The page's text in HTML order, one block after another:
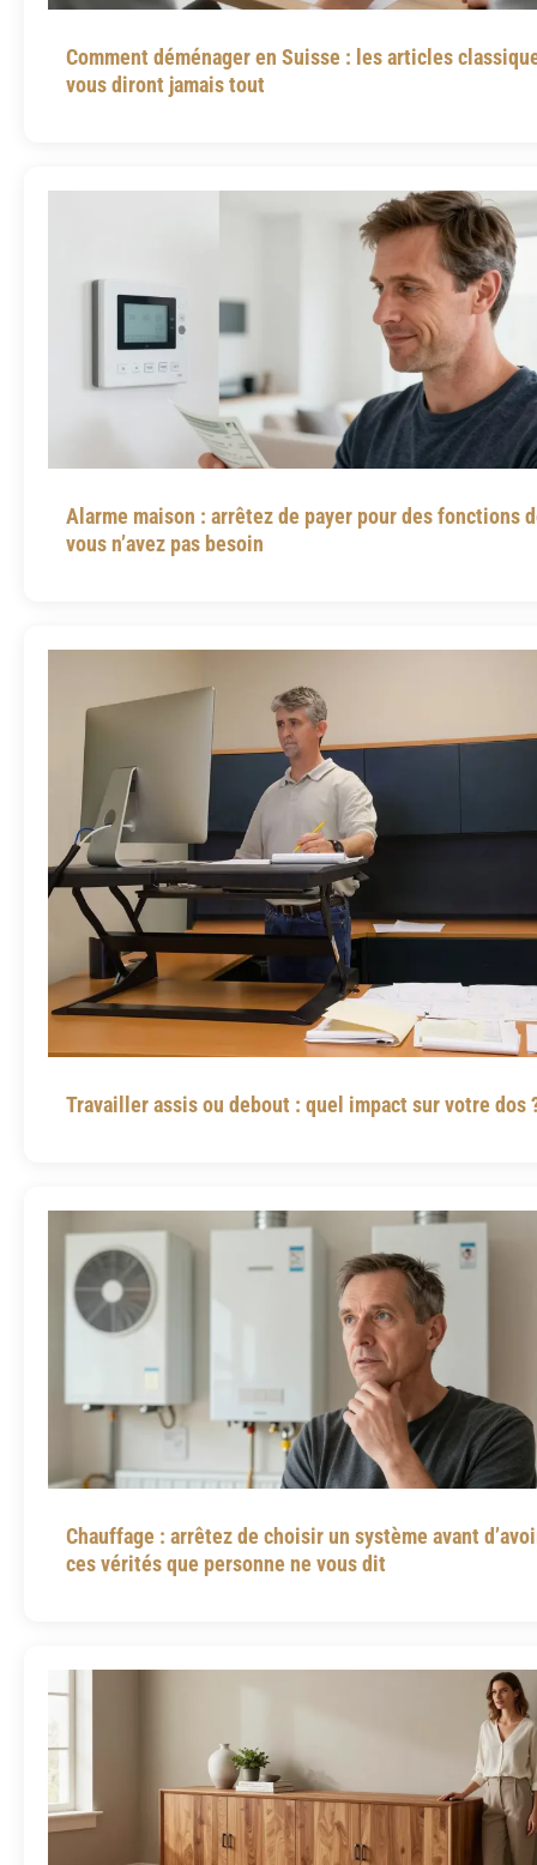
Comment déménager en Suisse : les articles
vous diront jamais tout
Alarme maison : arrêtez de payer pour des fonctions
vous n’avez pas besoin
Travailler assis ou debout : quel impact sur votre dos
Chauffage : arrêtez de choisir un système avant
ces vérités que personne ne vous dit